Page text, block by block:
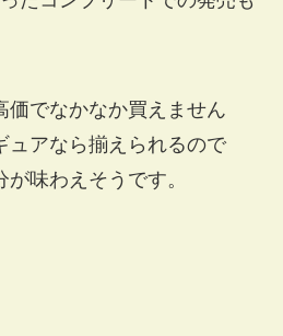
価でなかなか買えません
ュアなら揃えられるので
味わえそうです。